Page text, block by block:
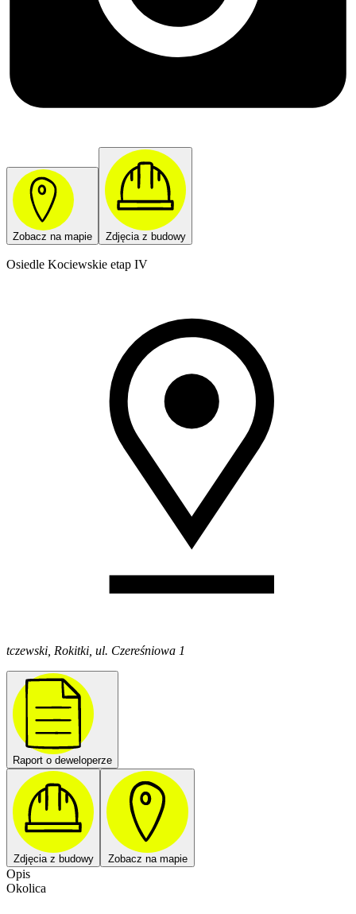
Zobacz na mapie Zdjęcia z budowy
Osiedle Kociewskie etap IV
tczewski, Rokitki, ul. Czereśniowa 1
Raport o deweloperze
Zdjęcia z budowy Zobacz na mapie
Opis
Okolica